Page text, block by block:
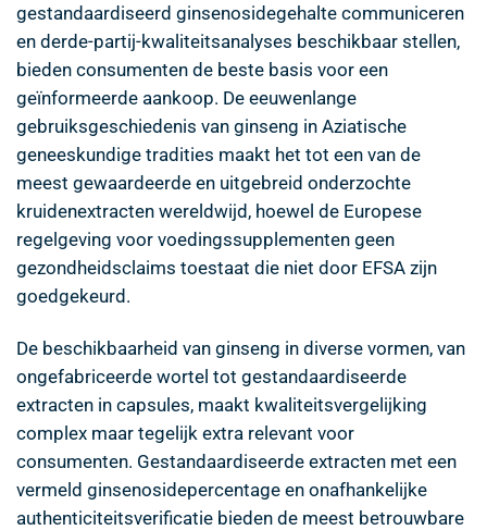
gestandaardiseerd ginsenosidegehalte communiceren
en derde-partij-kwaliteitsanalyses beschikbaar stellen,
bieden consumenten de beste basis voor een
geïnformeerde aankoop. De eeuwenlange
gebruiksgeschiedenis van ginseng in Aziatische
geneeskundige tradities maakt het tot een van de
meest gewaardeerde en uitgebreid onderzochte
kruidenextracten wereldwijd, hoewel de Europese
regelgeving voor voedingssupplementen geen
gezondheidsclaims toestaat die niet door EFSA zijn
goedgekeurd.
De beschikbaarheid van ginseng in diverse vormen, van
ongefabriceerde wortel tot gestandaardiseerde
extracten in capsules, maakt kwaliteitsvergelijking
complex maar tegelijk extra relevant voor
consumenten. Gestandaardiseerde extracten met een
vermeld ginsenosidepercentage en onafhankelijke
authenticiteitsverificatie bieden de meest betrouwbare